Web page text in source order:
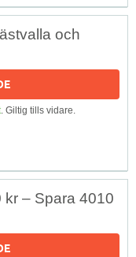
och
. Giltig tills vidare.
kr – Spara 4010